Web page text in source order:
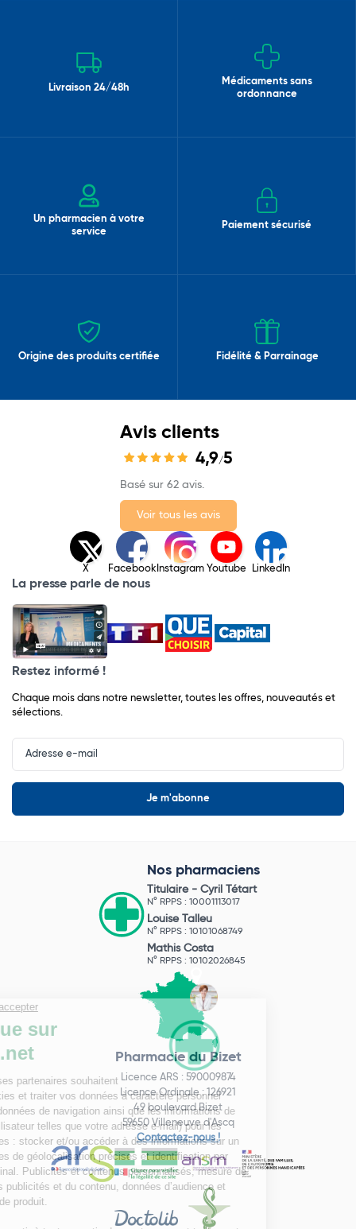
Livraison 24/48h
Médicaments sans
ordonnance
Un pharmacien à votre
service
Paiement sécurisé
Origine des produits certifiée Fidélité & Parrainage
Avis clients
4,9/5
Basé sur 62 avis.
Voir tous les avis
X Facebook Instagram Youtube LinkedIn
La presse parle de nous
Restez informé !
Chaque mois dans notre newsletter, toutes les offres, nouveautés et
sélections.
Input
Newsletter
Nos pharmaciens
Titulaire - Cyril Tétart
N° RPPS : 10001113017
Louise Talleu
N° RPPS : 10101068749
Mathis Costa
N° RPPS : 10102026845
Pharmacie du Bizet
Licence ARS : 590009874
Licence Ordinale : 126921
49 boulevard Bizet
59650 Villeneuve d'Ascq
Contactez-nous !